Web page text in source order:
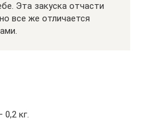
Эта закуска отчасти
все же отличается
0,2 кг.